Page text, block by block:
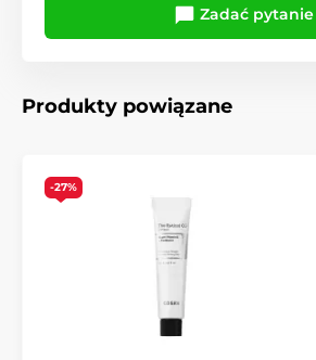
Zadać pytanie
Produkty powiązane
-27%